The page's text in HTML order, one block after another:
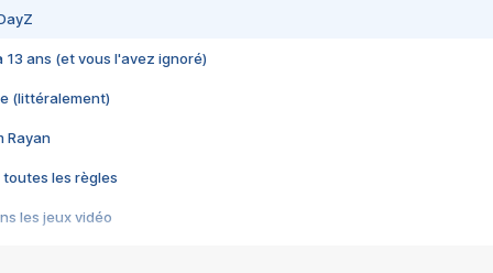
13 ans (et vous l'avez ignoré)
(littéralement)
Rayan
toutes les règles
les jeux vidéo